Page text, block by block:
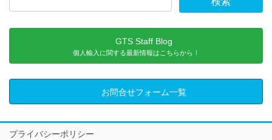
GTS Staff Blog
個人輸入に関する最新情報はこちらから！
お問合せフォーム一覧
プライバシーポリシー